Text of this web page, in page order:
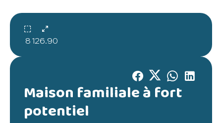
8 126.90
Maison familiale à fort
potentiel